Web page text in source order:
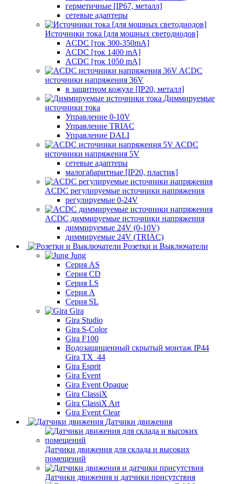
герметичные [IP67, металл]
сетевые адаптеры
Источники тока [для мощных светодиодов]
ACDC [ток 300-350mA]
ACDC [ток 1400 mA]
ACDC [ток 1050 mA]
ACDC
источники напряжения 36V
в защитном кожухе [IP20, металл]
Диммируемые
источники тока
Управление 0-10V
Управление TRIAC
Управление DALI
ACDC
источники напряжения 5V
сетевые адаптеры
малогабаритные [IP20, пластик]
ACDC регулируемые источники напряжения
регулируемые 0-24V
ACDC диммируемые источники напряжения
диммируемые 24V (0-10V)
диммируемые 24V (TRIAC)
Розетки и Выключатели
Jung
Серия AS
Серия CD
Серия LS
Серия A
Серия SL
Gira
Gira Studio
Gira S-Color
Gira F100
Водозащищенный скрытый монтаж IP44
Gira TX_44
Gira Esprit
Gira Event
Gira Event Opaque
Gira ClassiX
Gira ClassiX Art
Gira Event Clear
Датчики движения
Датчики движения для склада и высоких
помещений
Датчики движения и датчики присутствия